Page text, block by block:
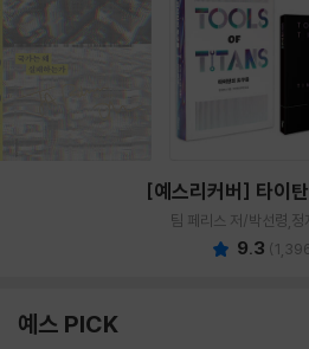
[예스리커버] 타이
팀 페리스 저/박선령,정
9.3 (
예스 PICK